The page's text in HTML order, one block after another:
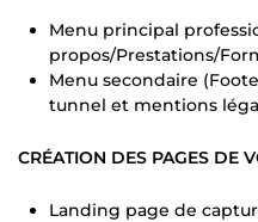
Menu principal
propos/Prestations/
Menu secondaire
tunnel et mentions
CRÉATION DES PAGES DE
Landing page de